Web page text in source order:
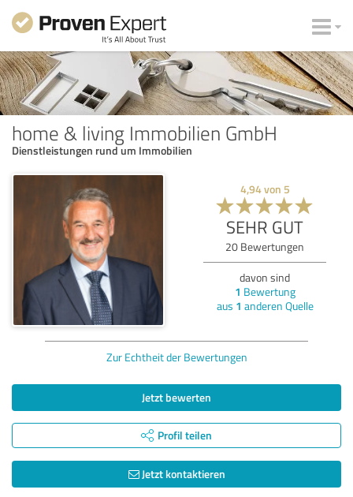
home & living Immobilien GmbH
Dienstleistungen rund um Immobilien
4,94von 5
SEHR GUT
20 Bewertungen
davon sind
1 Bewertung
aus 1 anderen Quelle
Zur Echtheit der Bewertungen
Jetzt bewerten
Profil teilen
Jetzt kontaktieren